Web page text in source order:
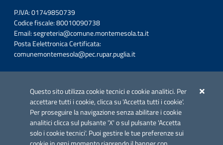
Questo sito utilizza cookie tecnici e cookie analitici. Per
accettare tutti i cookie, clicca su 'Accetta tutti i cookie'.
Per proseguire la navigazione senza abilitare i cookie
analitici clicca sul pulsante 'X' o sul pulsante 'Accetta
solo i cookie tecnici'. Puoi gestire le tue preferenze sui
P.IVA: 01749850739
Codice fiscale: 80010090738
Email:segreteria@comune.montemesola.ta.it
Posta Eelettronica Certificata:
comunemontemesola@pec.rupar.puglia.it
Azione 2.3.